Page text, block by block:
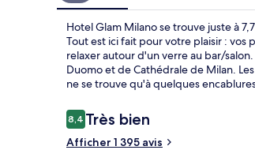
Hotel Glam Milano se trouve juste à
Tout est ici fait pour votre plaisir :
relaxer autour d'un verre au bar/
Duomo et de Cathédrale de Milan.
ne se trouve qu'à quelques
Avis
voyageurs
8,48,4 sur 10
Très bien
Afficher 1 395 avis